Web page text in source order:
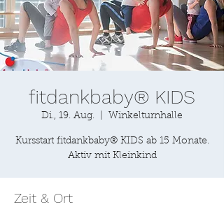
fitdankbaby® KIDS
Di., 19. Aug. Winkelturnhalle
Kursstart fitdankbaby® KIDS ab 15 Monate.
Aktiv mit Kleinkind
Zeit & Ort